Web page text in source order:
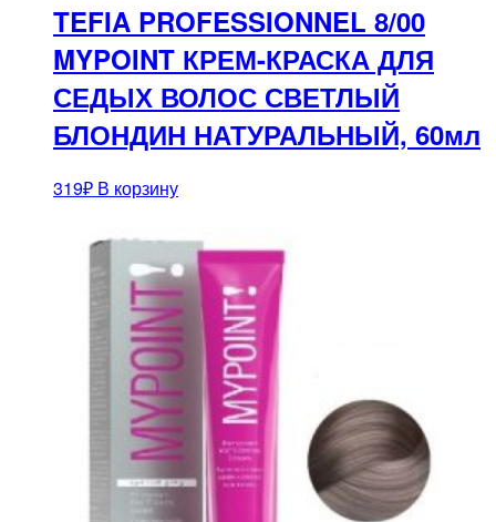
TEFIA PROFESSIONNEL 8/00
MYPOINT КРЕМ-КРАСКА ДЛЯ
СЕДЫХ ВОЛОС СВЕТЛЫЙ
БЛОНДИН НАТУРАЛЬНЫЙ, 60мл
319₽ В корзину